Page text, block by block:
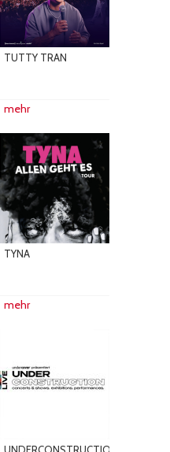
TUTTY TRAN
mehr
TYNA
mehr